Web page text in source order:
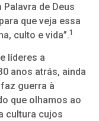
de Deus
que veja essa
culto e vida”.1
líderes a
anos atrás, ainda
guerra à
que olhamos ao
cultura cujos